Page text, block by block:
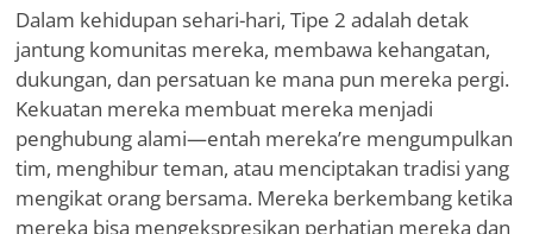
Dalam kehidupan sehari-hari, Tipe 2 adalah detak
jantung komunitas mereka, membawa kehangatan,
dukungan, dan persatuan ke mana pun mereka pergi.
Kekuatan mereka membuat mereka menjadi
penghubung alami—entah mereka’re mengumpulkan
tim, menghibur teman, atau menciptakan tradisi yang
mengikat orang bersama. Mereka berkembang ketika
mereka bisa mengekspresikan perhatian mereka dan